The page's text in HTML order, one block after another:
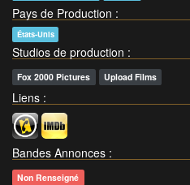
Pays de Production :
États-Unis
Studios de production :
Fox 2000 Pictures Upload Films
Liens :
Bandes Annonces :
Non Renseigné